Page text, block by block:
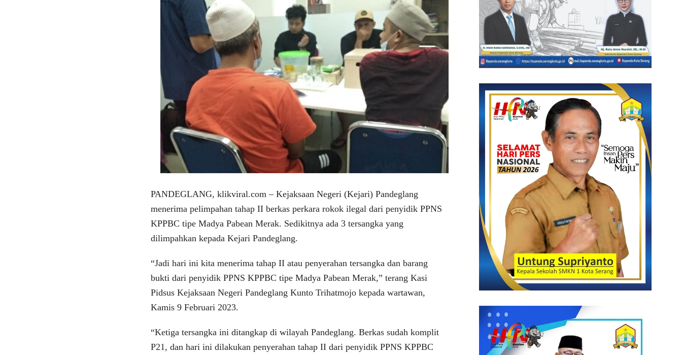
PANDEGLANG, klikviral.com – Kejaksaan Negeri (Kejari) Pandeglang
menerima pelimpahan tahap II berkas perkara rokok ilegal dari penyidik PPNS
KPPBC tipe Madya Pabean Merak. Sedikitnya ada 3 tersangka yang
dilimpahkan kepada Kejari Pandeglang.
“Jadi hari ini kita menerima tahap II atau penyerahan tersangka dan barang
bukti dari penyidik PPNS KPPBC tipe Madya Pabean Merak,” terang Kasi
Pidsus Kejaksaan Negeri Pandeglang Kunto Trihatmojo kepada wartawan,
Kamis 9 Februari 2023.
“Ketiga tersangka ini ditangkap di wilayah Pandeglang. Berkas sudah komplit
P21, dan hari ini dilakukan penyerahan tahap II dari penyidik PPNS KPPBC